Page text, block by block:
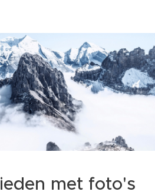
met foto's